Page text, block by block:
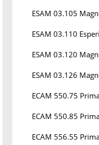
ESAM 03.105
ESAM 03.110
ESAM 03.120
ESAM 03.126
ECAM 550.75
ECAM 550.85
ECAM 556.55